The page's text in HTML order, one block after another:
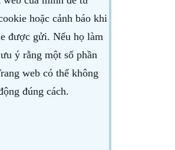
hoặc cảnh báo khi
được gửi. Nếu họ làm
ý rằng một số phần
web có thể không
đúng cách.